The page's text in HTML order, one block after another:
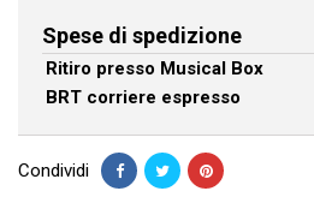
Spese di spedizione
Ritiro presso Musical Box
BRT corriere espresso
Condividi